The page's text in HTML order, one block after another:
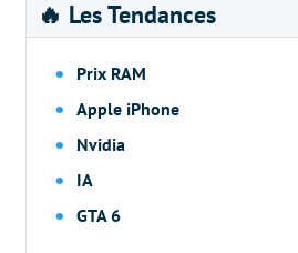
🔥 Les Tendances
Prix RAM
Apple iPhone
Nvidia
IA
GTA 6